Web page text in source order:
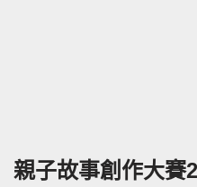
親子故事創作大賽